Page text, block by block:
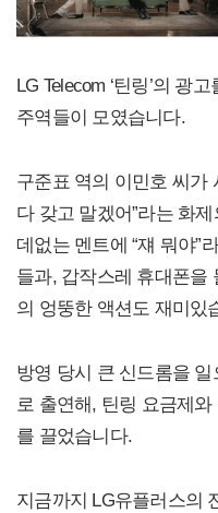
LG Telecom ‘틴링’의 광
주역들이 모였습니다.
구준표 역의 이민호 씨가
다 갖고 말겠어”라는 화
데없는 멘트에 “쟤 뭐야”
들과, 갑작스레 휴대폰을
의 엉뚱한 액션도 재미있
방영 당시 큰 신드롬을
로 출연해, 틴링 요금제
를 끌었습니다.
지금까지 LG유플러스의